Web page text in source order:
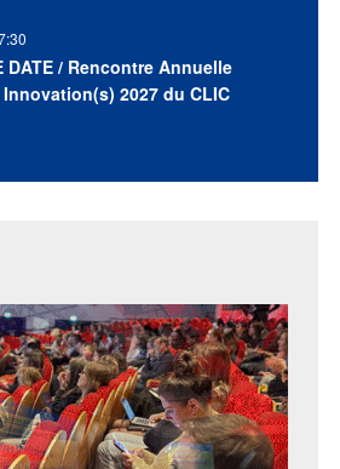
DATE / Rencontre Annuelle
2027 du CLIC